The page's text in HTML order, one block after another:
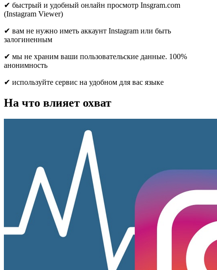
✔ быстрый и удобный онлайн просмотр Insgram.com
(Instagram Viewer)
✔ вам не нужно иметь аккаунт Instagram или быть
залогиненным
✔ мы не храним ваши пользовательские данные. 100%
анонимность
✔ используйте сервис на удобном для вас языке
На что влияет охват